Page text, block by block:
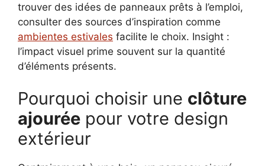
trouver des idées de panneaux prêts à l’emploi,
consulter des sources d’inspiration comme
ambientes estivales facilite le choix. Insight :
l’impact visuel prime souvent sur la quantité
d’éléments présents.
Pourquoi choisir une clôture
ajourée pour votre design
extérieur